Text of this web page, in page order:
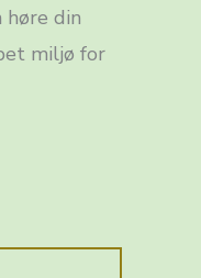
din
miljø for